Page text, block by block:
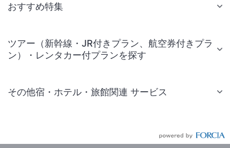
おすすめ特集
ツアー（新幹線・JR付きプラン、航空券付きプラ
ン）・レンタカー付プランを探す
その他宿・ホテル・旅館関連 サービス